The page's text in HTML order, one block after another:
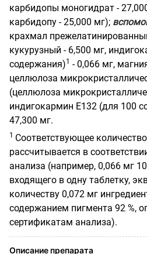
карбидопы моногидрат -
карбидопу - 25,000 мг);
крахмал
кукурузный - 6,500 мг,
содержания)1 - 0,066 мг,
целлюлоза
(целлюлоза
индигокармин Е132 (для 100
47,300 мг.
1 Соответствующее
рассчитывается в
анализа (например, 0,066 мг
входящего в одну таблетку,
количеству 0,072 мг
содержанием пигмента 92 %,
сертификатам анализа).
Описание препарата